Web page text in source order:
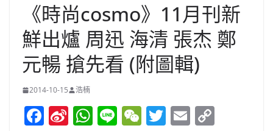
《時尚cosmo》11月刊新
鮮出爐 周迅 海清 張杰 鄭
元暢 搶先看 (附圖輯)
2014-10-15 浩楠
F Si W Li W T E